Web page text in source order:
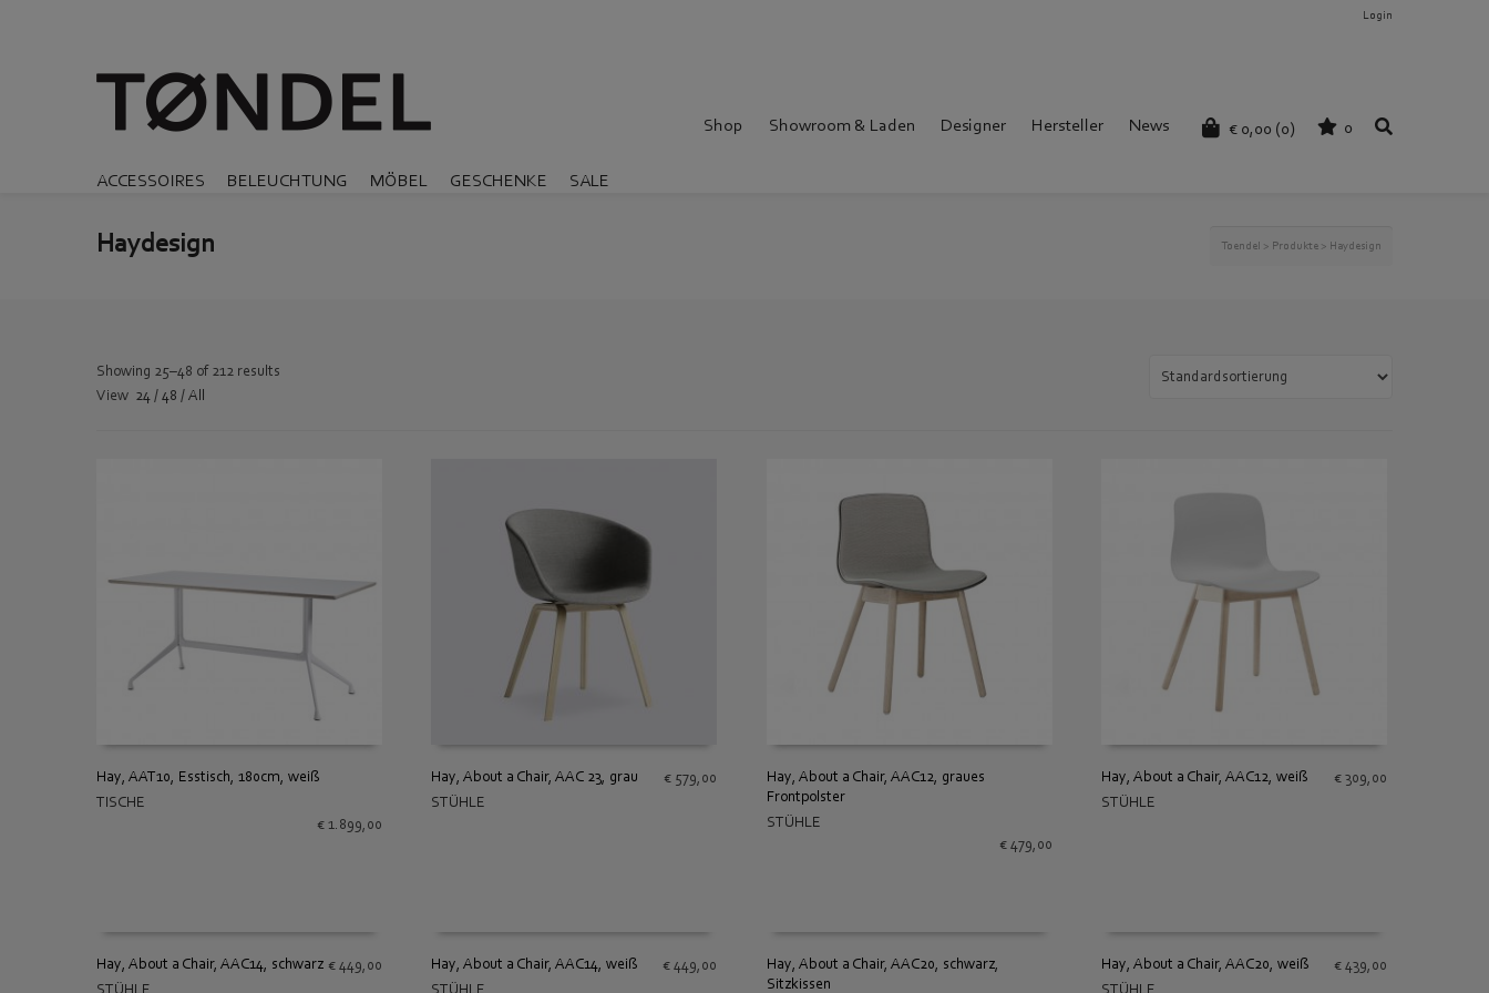
Login
€ 0,00 (0) 0
Shop Showroom & Laden Designer Hersteller News
ACCESSOIRES BELEUCHTUNG MÖBEL GESCHENKE SALE
Haydesign Toendel > Produkte > Haydesign
Showing 25–48 of 212 results
View 24 / 48 / All
Hay, AAT10, Esstisch, 180cm, weiß
TISCHE
€1.899,00
Hay, About a Chair, AAC 23, grau
STÜHLE
€ 579,00
IN DEN WARENKORB
Hay, About a Chair, AAC12, graues
Frontpolster
STÜHLE
€479,00
Hay, About a Chair, AAC12, weiß
STÜHLE
€ 309,00
Hay, About a Chair, AAC14, schwarz
STÜHLE
€449,00
Hay, About a Chair, AAC14, weiß
STÜHLE
€ 449,00
Hay, About a Chair, AAC20, schwarz,
Sitzkissen
Hay, About a Chair, AAC20, weiß
STÜHLE
€ 439,00